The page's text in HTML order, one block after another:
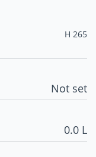
H 265
Not set
0.0 L